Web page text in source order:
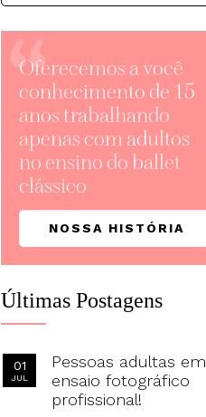
Oferecemos a você
conhecimento de 15
anos trabalhando
apenas com adultos
no ensino do ballet
clássico
NOSSA HISTÓRIA
Últimas Postagens
01
JUL
Pessoas adultas em
ensaio fotográfico
profissional!